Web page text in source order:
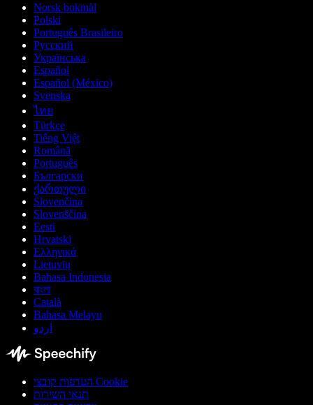
Norsk bokmål
Polski
Português Brasileiro
Русский
Українська
Español
Español (México)
Svenska
ไทย
Türkçe
Tiếng Việt
Română
Português
Български
ქართული
Slovenčina
Slovenščina
Eesti
Hrvatski
Ελληνικά
Lietuvių
Bahasa Indonesia
বাংলা
Català
Bahasa Melayu
اردو
העדפות קובצי Cookie
תנאי השירות